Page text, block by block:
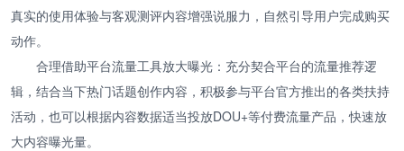
真实的使用体验与客观测评内容增强说服力，自然引导用户完成购买
动作。
合理借助平台流量工具放大曝光：充分契合平台的流量推荐逻
辑，结合当下热门话题创作内容，积极参与平台官方推出的各类扶持
活动，也可以根据内容数据适当投放DOU+等付费流量产品，快速放
大内容曝光量。